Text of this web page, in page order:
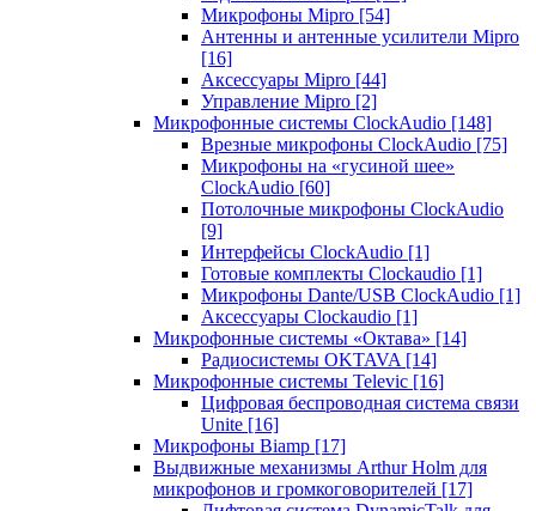
Микрофоны Mipro [54]
Антенны и антенные усилители Mipro
[16]
Аксессуары Mipro [44]
Управление Mipro [2]
Микрофонные системы ClockAudio [148]
Врезные микрофоны ClockAudio [75]
Микрофоны на «гусиной шее»
ClockAudio [60]
Потолочные микрофоны ClockAudio
[9]
Интерфейсы ClockAudio [1]
Готовые комплекты Clockaudio [1]
Микрофоны Dante/USB ClockAudio [1]
Аксессуары Clockaudio [1]
Микрофонные системы «Октава» [14]
Радиосистемы OKTAVA [14]
Микрофонные системы Televic [16]
Цифровая беспроводная система связи
Unite [16]
Микрофоны Biamp [17]
Выдвижные механизмы Arthur Holm для
микрофонов и громкоговорителей [17]